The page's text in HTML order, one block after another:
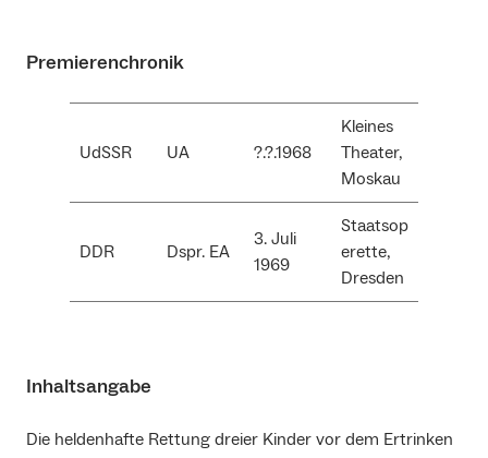
Premierenchronik
UdSSR UA ?.?.1968
Kleines
Theater,
Moskau
DDR Dspr. EA
3. Juli
1969
Staatsop
erette,
Dresden
Inhaltsangabe
Die heldenhafte Rettung dreier Kinder vor dem Ertrinken